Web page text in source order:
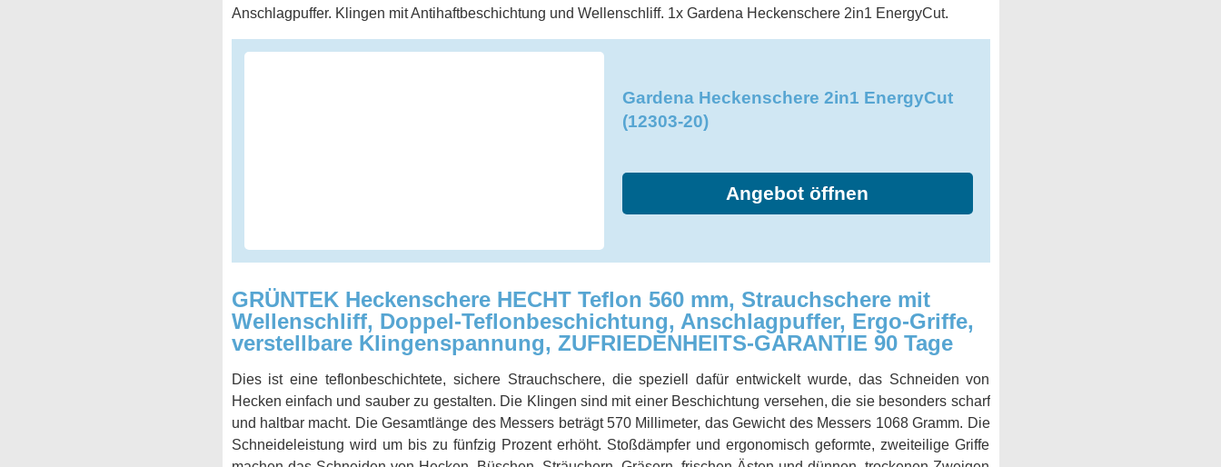
Anschlagpuffer. Klingen mit Antihaftbeschichtung und Wellenschliff. 1x Gardena Heckenschere 2in1 EnergyCut.
Gardena Heckenschere 2in1 EnergyCut
(12303-20)
Angebot öffnen
GRÜNTEK Heckenschere HECHT Teflon 560 mm, Strauchschere mit
Wellenschliff, Doppel-Teflonbeschichtung, Anschlagpuffer, Ergo-Griffe,
verstellbare Klingenspannung, ZUFRIEDENHEITS-GARANTIE 90 Tage
Dies ist eine teflonbeschichtete, sichere Strauchschere, die speziell dafür entwickelt wurde, das Schneiden von
Hecken einfach und sauber zu gestalten. Die Klingen sind mit einer Beschichtung versehen, die sie besonders scharf
und haltbar macht. Die Gesamtlänge des Messers beträgt 570 Millimeter, das Gewicht des Messers 1068 Gramm. Die
Schneideleistung wird um bis zu fünfzig Prozent erhöht. Stoßdämpfer und ergonomisch geformte, zweiteilige Griffe